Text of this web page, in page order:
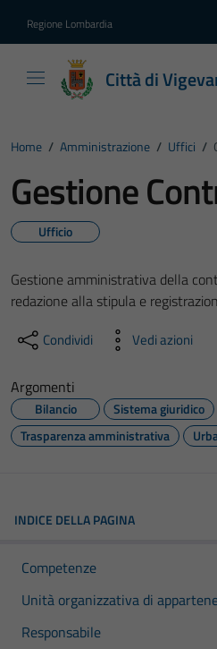
Regione Lombardia
Città di
Home / Amministrazione / Uffici /
Gestione
Ufficio
Gestione amministrativa della
redazione alla stipula e
Condividi Vedi azioni
Argomenti
Bilancio
Sistema giuridico
Trasparenza amministrativa
INDICE DELLA PAGINA
Competenze
Unità organizzativa di
Responsabile